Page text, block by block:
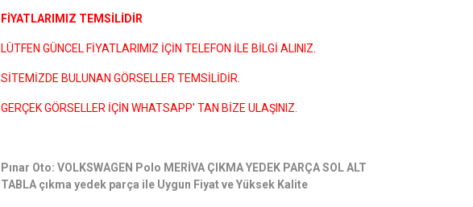
FİYATLARIMIZ TEMSİLİDİR
LÜTFEN GÜNCEL FİYATLARIMIZ İÇİN TELEFON İLE BİLGİ ALINIZ.
SİTEMİZDE BULUNAN GÖRSELLER TEMSİLİDİR.
GERÇEK GÖRSELLER İÇİN WHATSAPP' TAN BİZE ULAŞINIZ.
Pınar Oto: VOLKSWAGEN Polo MERİVA ÇIKMA YEDEK PARÇA SOL ALT
TABLA çıkma yedek parça ile Uygun Fiyat ve Yüksek Kalite